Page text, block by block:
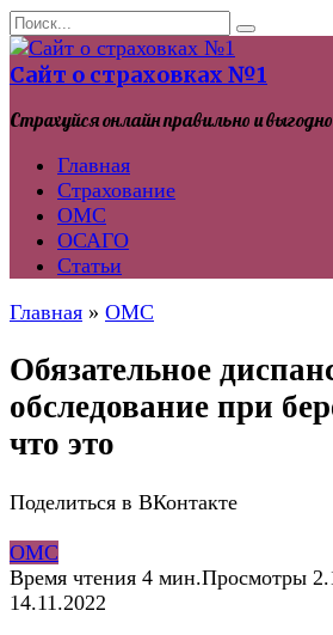
Перейти
к
контенту
Search
for:
Сайт о страховках №1
Страхуйся онлайн правильно и
Главная
Страхование
ОМС
ОСАГО
Статьи
Главная » ОМС
Обязательное
обследование при
что это
Поделиться в ВКонтакте
ОМС
Время чтения 4 мин.Просмотры
14.11.2022